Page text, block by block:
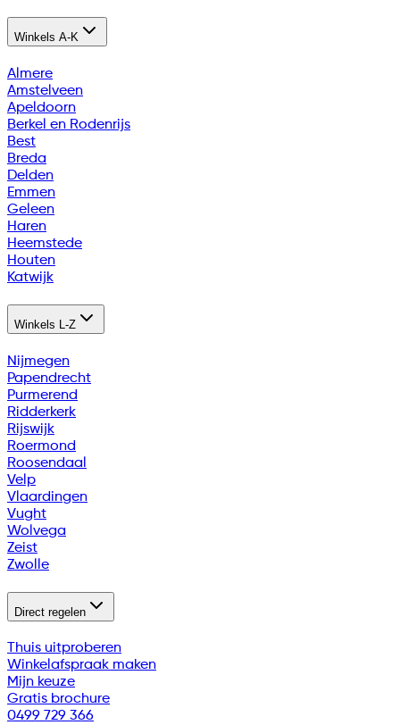
Winkels A-K
Almere
Amstelveen
Apeldoorn
Berkel en Rodenrijs
Best
Breda
Delden
Emmen
Geleen
Haren
Heemstede
Houten
Katwijk
Winkels L-Z
Nijmegen
Papendrecht
Purmerend
Ridderkerk
Rijswijk
Roermond
Roosendaal
Velp
Vlaardingen
Vught
Wolvega
Zeist
Zwolle
Direct regelen
Thuis uitproberen
Winkelafspraak maken
Mijn keuze
Gratis brochure
0499 729 366